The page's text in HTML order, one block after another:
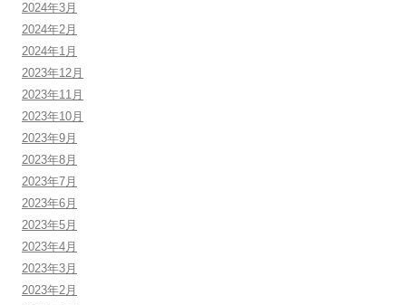
2024年3月
2024年2月
2024年1月
2023年12月
2023年11月
2023年10月
2023年9月
2023年8月
2023年7月
2023年6月
2023年5月
2023年4月
2023年3月
2023年2月